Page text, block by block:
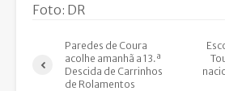
Foto: DR
Paredes de Coura
acolhe amanhã a 13.ª
Descida de Carrinhos
de Rolamentos